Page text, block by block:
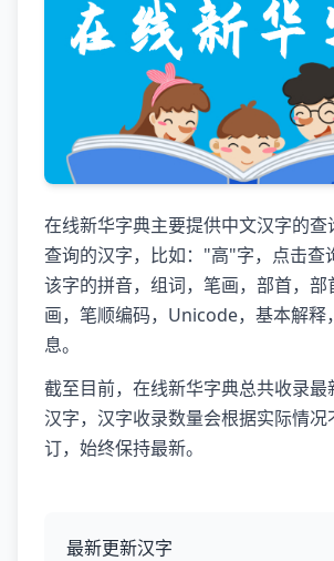
在线新华字典主要提供中文汉字的
查询的汉字，比如："高"字，点击查
该字的拼音，组词，笔画，部首，部
画，笔顺编码，Unicode，基本解释
息。
截至目前，在线新华字典总共收录最
汉字，汉字收录数量会根据实际情况
订，始终保持最新。
最新更新汉字